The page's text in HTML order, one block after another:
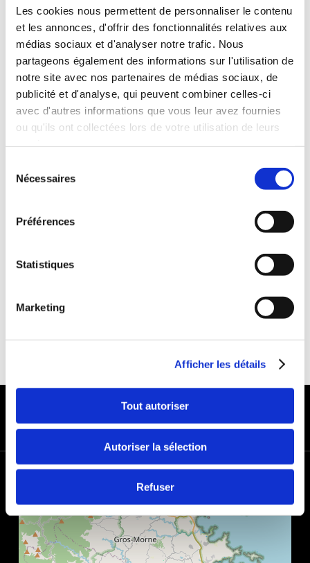
Les cookies nous permettent de personnaliser le contenu
et les annonces, d'offrir des fonctionnalités relatives aux
médias sociaux et d'analyser notre trafic. Nous
partageons également des informations sur l'utilisation de
notre site avec nos partenaires de médias sociaux, de
publicité et d'analyse, qui peuvent combiner celles-ci
avec d'autres informations que vous leur avez fournies
ou qu'ils ont collectées lors de votre utilisation de leurs
Nécessaires
Préférences
Statistiques
Marketing
Afficher les détails
Tout autoriser
Autoriser la sélection
Refuser
Pick-up with shuttle to the agency (5 min)
Unlimited mileage
Comprehensive insurance (excluding deductible)
Fuel: full tank to return full
RENTAL CONDITIONS
Years of driving license:2 years
Deposit:€1000